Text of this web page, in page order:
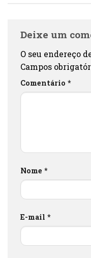
Deixe um
O seu endereço
Campos
Comentário *
Nome *
E-mail *